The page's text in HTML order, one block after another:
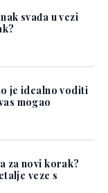
svađa u vezi
je idealno voditi
mogao
za novi korak?
veze s